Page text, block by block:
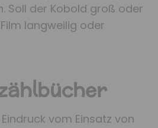
Soll der Kobold groß oder
langweilig oder
vom Einsatz von